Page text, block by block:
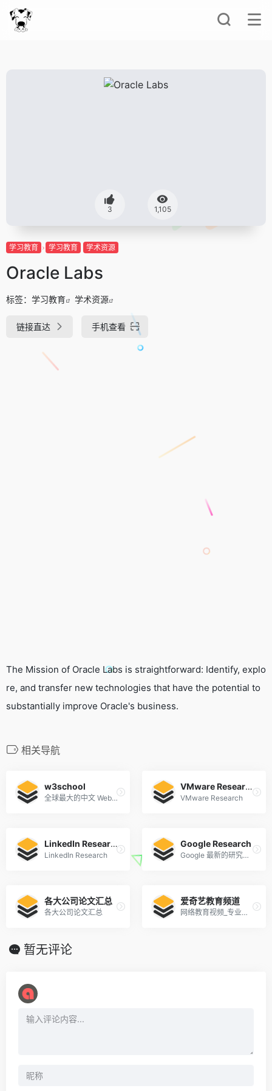
3 1,105
学习教育 学习教育 学术资源
Oracle Labs
标签： 学习教育 学术资源
链接直达 手机查看
The Mission of Oracle Labs is straightforward: Identify, explo
re, and transfer new technologies that have the potential to
substantially improve Oracle's business.
相关导航
w3school
全球最大的中文 Web 技术教程
VMware Research
VMware Research
LinkedIn Research
LinkedIn Research
Google Research
Google 最新的研究成果、Paper
各大公司论文汇总
各大公司论文汇总
爱奇艺教育频道
网络教育视频_专业课程视频-在线教育平台
暂无评论